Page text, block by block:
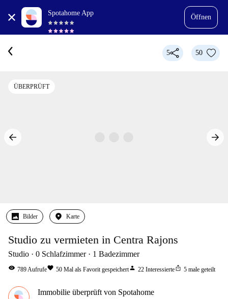
Spotahome App
Öffnen
5 50
ÜBERPRÜFT
Bilder Karte
Studio zu vermieten in Centra Rajons
Studio 0 Schlafzimmer 1 Badezimmer
visibility 789Aufrufefavorite 50 Mal als Favorit gespeichertperson 22 Interessierteios_share 5 male geteilt
Immobilie überprüft von Spotahome